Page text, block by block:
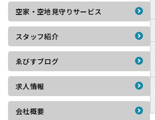
空家・空地見守りサービス
スタッフ紹介
ゑびすブログ
求人情報
会社概要